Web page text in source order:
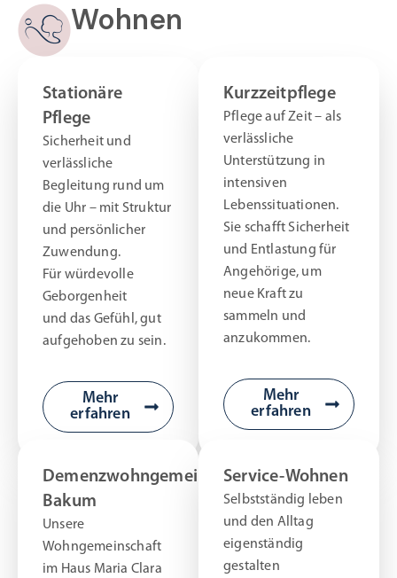
Wohnen
Stationäre
Pflege
Sicherheit und
verlässliche
Begleitung rund um
die Uhr – mit Struktur
und persönlicher
Zuwendung.
Für würdevolle
Geborgenheit
und das Gefühl, gut
aufgehoben zu sein.
Mehr
erfahren
Kurzzeitpflege
Pflege auf Zeit – als
verlässliche
Unterstützung in
intensiven
Lebenssituationen.
Sie schafft Sicherheit
und Entlastung für
Angehörige, um
neue Kraft zu
sammeln und
anzukommen.
Mehr
erfahren
Demenzwohngemeinschaft
Bakum
Unsere
Wohngemeinschaft
im Haus Maria Clara
Service-Wohnen
Selbstständig leben
und den Alltag
eigenständig
gestalten